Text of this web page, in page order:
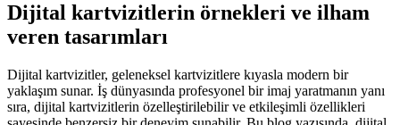
Dijital kartvizitlerin örnekleri ve ilham
veren tasarımları
Dijital kartvizitler, geleneksel kartvizitlere kıyasla modern bir
yaklaşım sunar. İş dünyasında profesyonel bir imaj yaratmanın yanı
sıra, dijital kartvizitlerin özelleştirilebilir ve etkileşimli özellikleri